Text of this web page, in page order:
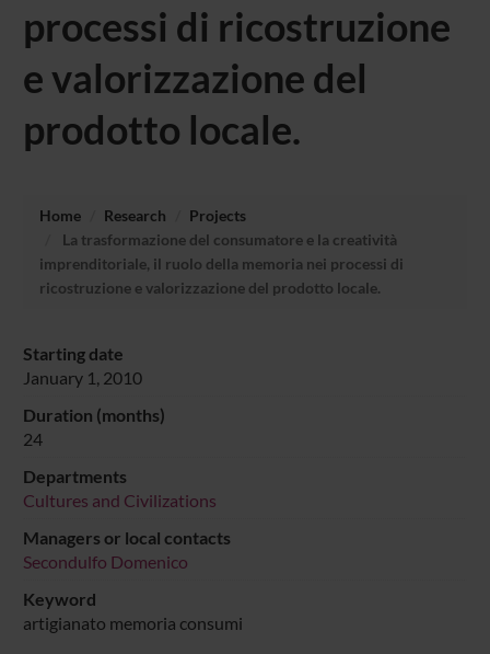
processi di ricostruzione
e valorizzazione del
prodotto locale.
Home Research
Projects
La trasformazione del consumatore e la creatività
imprenditoriale, il ruolo della memoria nei processi di
ricostruzione e valorizzazione del prodotto locale.
Starting date
January 1, 2010
Duration (months)
24
Departments
Cultures and Civilizations
Managers or local contacts
Secondulfo Domenico
Keyword
artigianato memoria consumi